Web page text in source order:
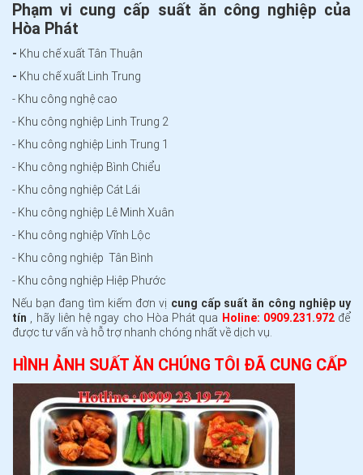
Phạm vi cung cấp suất ăn công nghiệp của
Hòa Phát
- Khu chế xuất Tân Thuận
- Khu chế xuất Linh Trung
- Khu công nghệ cao
- Khu công nghiệp Linh Trung 2
- Khu công nghiệp Linh Trung 1
- Khu công nghiệp Bình Chiểu
- Khu công nghiệp Cát Lái
- Khu công nghiệp Lê Minh Xuân
- Khu công nghiệp Vĩnh Lộc
- Khu công nghiệp Tân Bình
- Khu công nghiệp Hiệp Phước
Nếu bạn đang tìm kiếm đơn vị cung cấp suất ăn công nghiệp uy
tín , hãy liên hệ ngay cho Hòa Phát qua Holine: 0909.231.972để
được tư vấn và hỗ trợ nhanh chóng nhất về dịch vụ.
HÌNH ẢNH SUẤT ĂN CHÚNG TÔI ĐÃ CUNG CẤP